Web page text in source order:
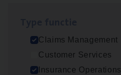
Claims Management
Customer Services
Insurance Operations
Scha­de Expert Fleet
Claims Management
Antwerpen